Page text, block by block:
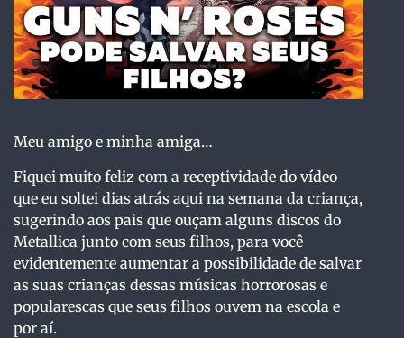
Meu amigo e minha amiga…
Fiquei muito feliz com a receptividade do vídeo
que eu soltei dias atrás aqui na semana da criança,
sugerindo aos pais que ouçam alguns discos do
Metallica junto com seus filhos, para você
evidentemente aumentar a possibilidade de salvar
as suas crianças dessas músicas horrorosas e
popularescas que seus filhos ouvem na escola e
por aí.